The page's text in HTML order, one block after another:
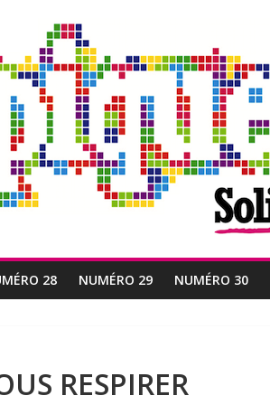
28 NUMÉRO 29 NUMÉRO 30
RESPIRER